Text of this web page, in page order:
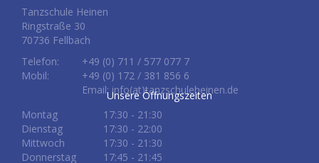
Tanzschule Heinen
Ringstraße 30
70736 Fellbach
Telefon:
+49 (0) 711 / 577 077 7
Mobil:
+49 (0) 172 / 381 856 6
Email: info(at)tanzschuleheinen.de
Unsere Öffnungszeiten
Montag
17:30 - 21:30
Dienstag
17:30 - 22:00
Mittwoch
17:30 - 21:30
Donnerstag
17:45 - 21:45